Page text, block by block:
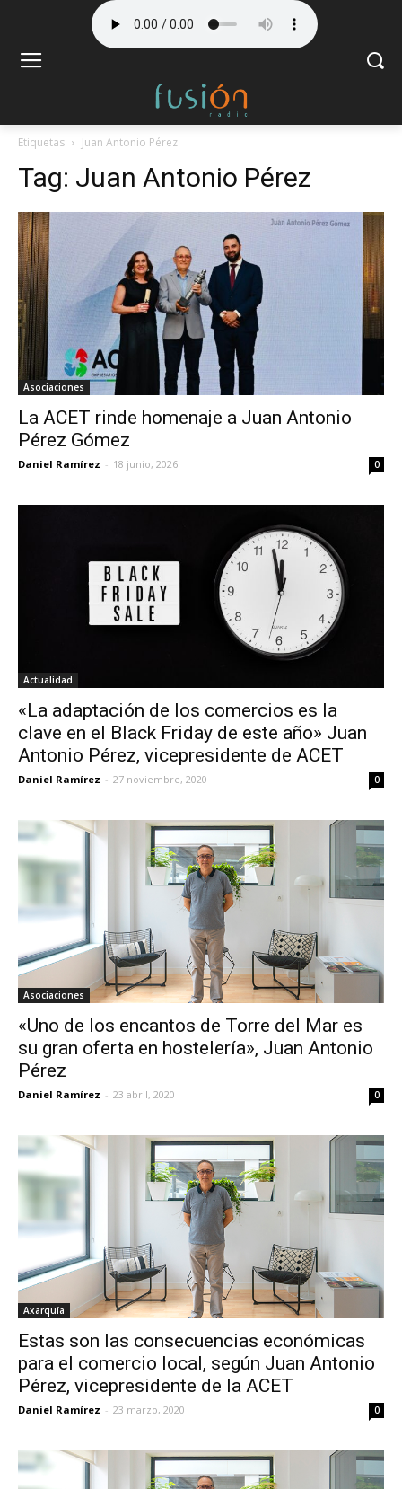
Etiquetas Juan Antonio Pérez
Tag: Juan Antonio Pérez
Asociaciones
La ACET rinde homenaje a Juan Antonio
Pérez Gómez
Daniel Ramírez - 18 junio, 2026 0
Actualidad
«La adaptación de los comercios es la
clave en el Black Friday de este año» Juan
Antonio Pérez, vicepresidente de ACET
Daniel Ramírez - 27 noviembre, 2020 0
Asociaciones
«Uno de los encantos de Torre del Mar es
su gran oferta en hostelería», Juan Antonio
Pérez
Daniel Ramírez - 23 abril, 2020 0
Axarquía
Estas son las consecuencias económicas
para el comercio local, según Juan Antonio
Pérez, vicepresidente de la ACET
Daniel Ramírez - 23 marzo, 2020 0